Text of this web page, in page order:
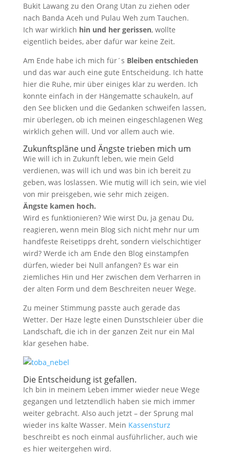
Bukit Lawang zu den Orang Utan zu ziehen oder
nach Banda Aceh und Pulau Weh zum Tauchen.
Ich war wirklich hin und her gerissen, wollte
eigentlich beides, aber dafür war keine Zeit.
Am Ende habe ich mich für´s Bleiben entschieden
und das war auch eine gute Entscheidung. Ich hatte
hier die Ruhe, mir über einiges klar zu werden. Ich
konnte einfach in der Hängematte schaukeln, auf
den See blicken und die Gedanken schweifen lassen,
mir überlegen, ob ich meinen eingeschlagenen Weg
wirklich gehen will. Und vor allem auch wie.
Zukunftspläne und Ängste trieben mich um
Wie will ich in Zukunft leben, wie mein Geld
verdienen, was will ich und was bin ich bereit zu
geben, was loslassen. Wie mutig will ich sein, wie viel
von mir preisgeben, wie sehr mich zeigen.
Ängste kamen hoch.
Wird es funktionieren? Wie wirst Du, ja genau Du,
reagieren, wenn mein Blog sich nicht mehr nur um
handfeste Reisetipps dreht, sondern vielschichtiger
wird? Werde ich am Ende den Blog einstampfen
dürfen, wieder bei Null anfangen? Es war ein
ziemliches Hin und Her zwischen dem Verharren in
der alten Form und dem Beschreiten neuer Wege.
Zu meiner Stimmung passte auch gerade das
Wetter. Der Haze legte einen Dunstschleier über die
Landschaft, die ich in der ganzen Zeit nur ein Mal
klar gesehen habe.
Die Entscheidung ist gefallen.
Ich bin in meinem Leben immer wieder neue Wege
gegangen und letztendlich haben sie mich immer
weiter gebracht. Also auch jetzt – der Sprung mal
wieder ins kalte Wasser. Mein Kassensturz
beschreibt es noch einmal ausführlicher, auch wie
es hier weitergehen wird.